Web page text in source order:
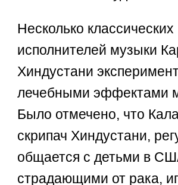
Несколько классических
исполнителей музыки
Хиндустани
лечебными эффектами
Было отмечено, что
скрипач Хиндустани,
общается с детьми в
страдающими от рака,